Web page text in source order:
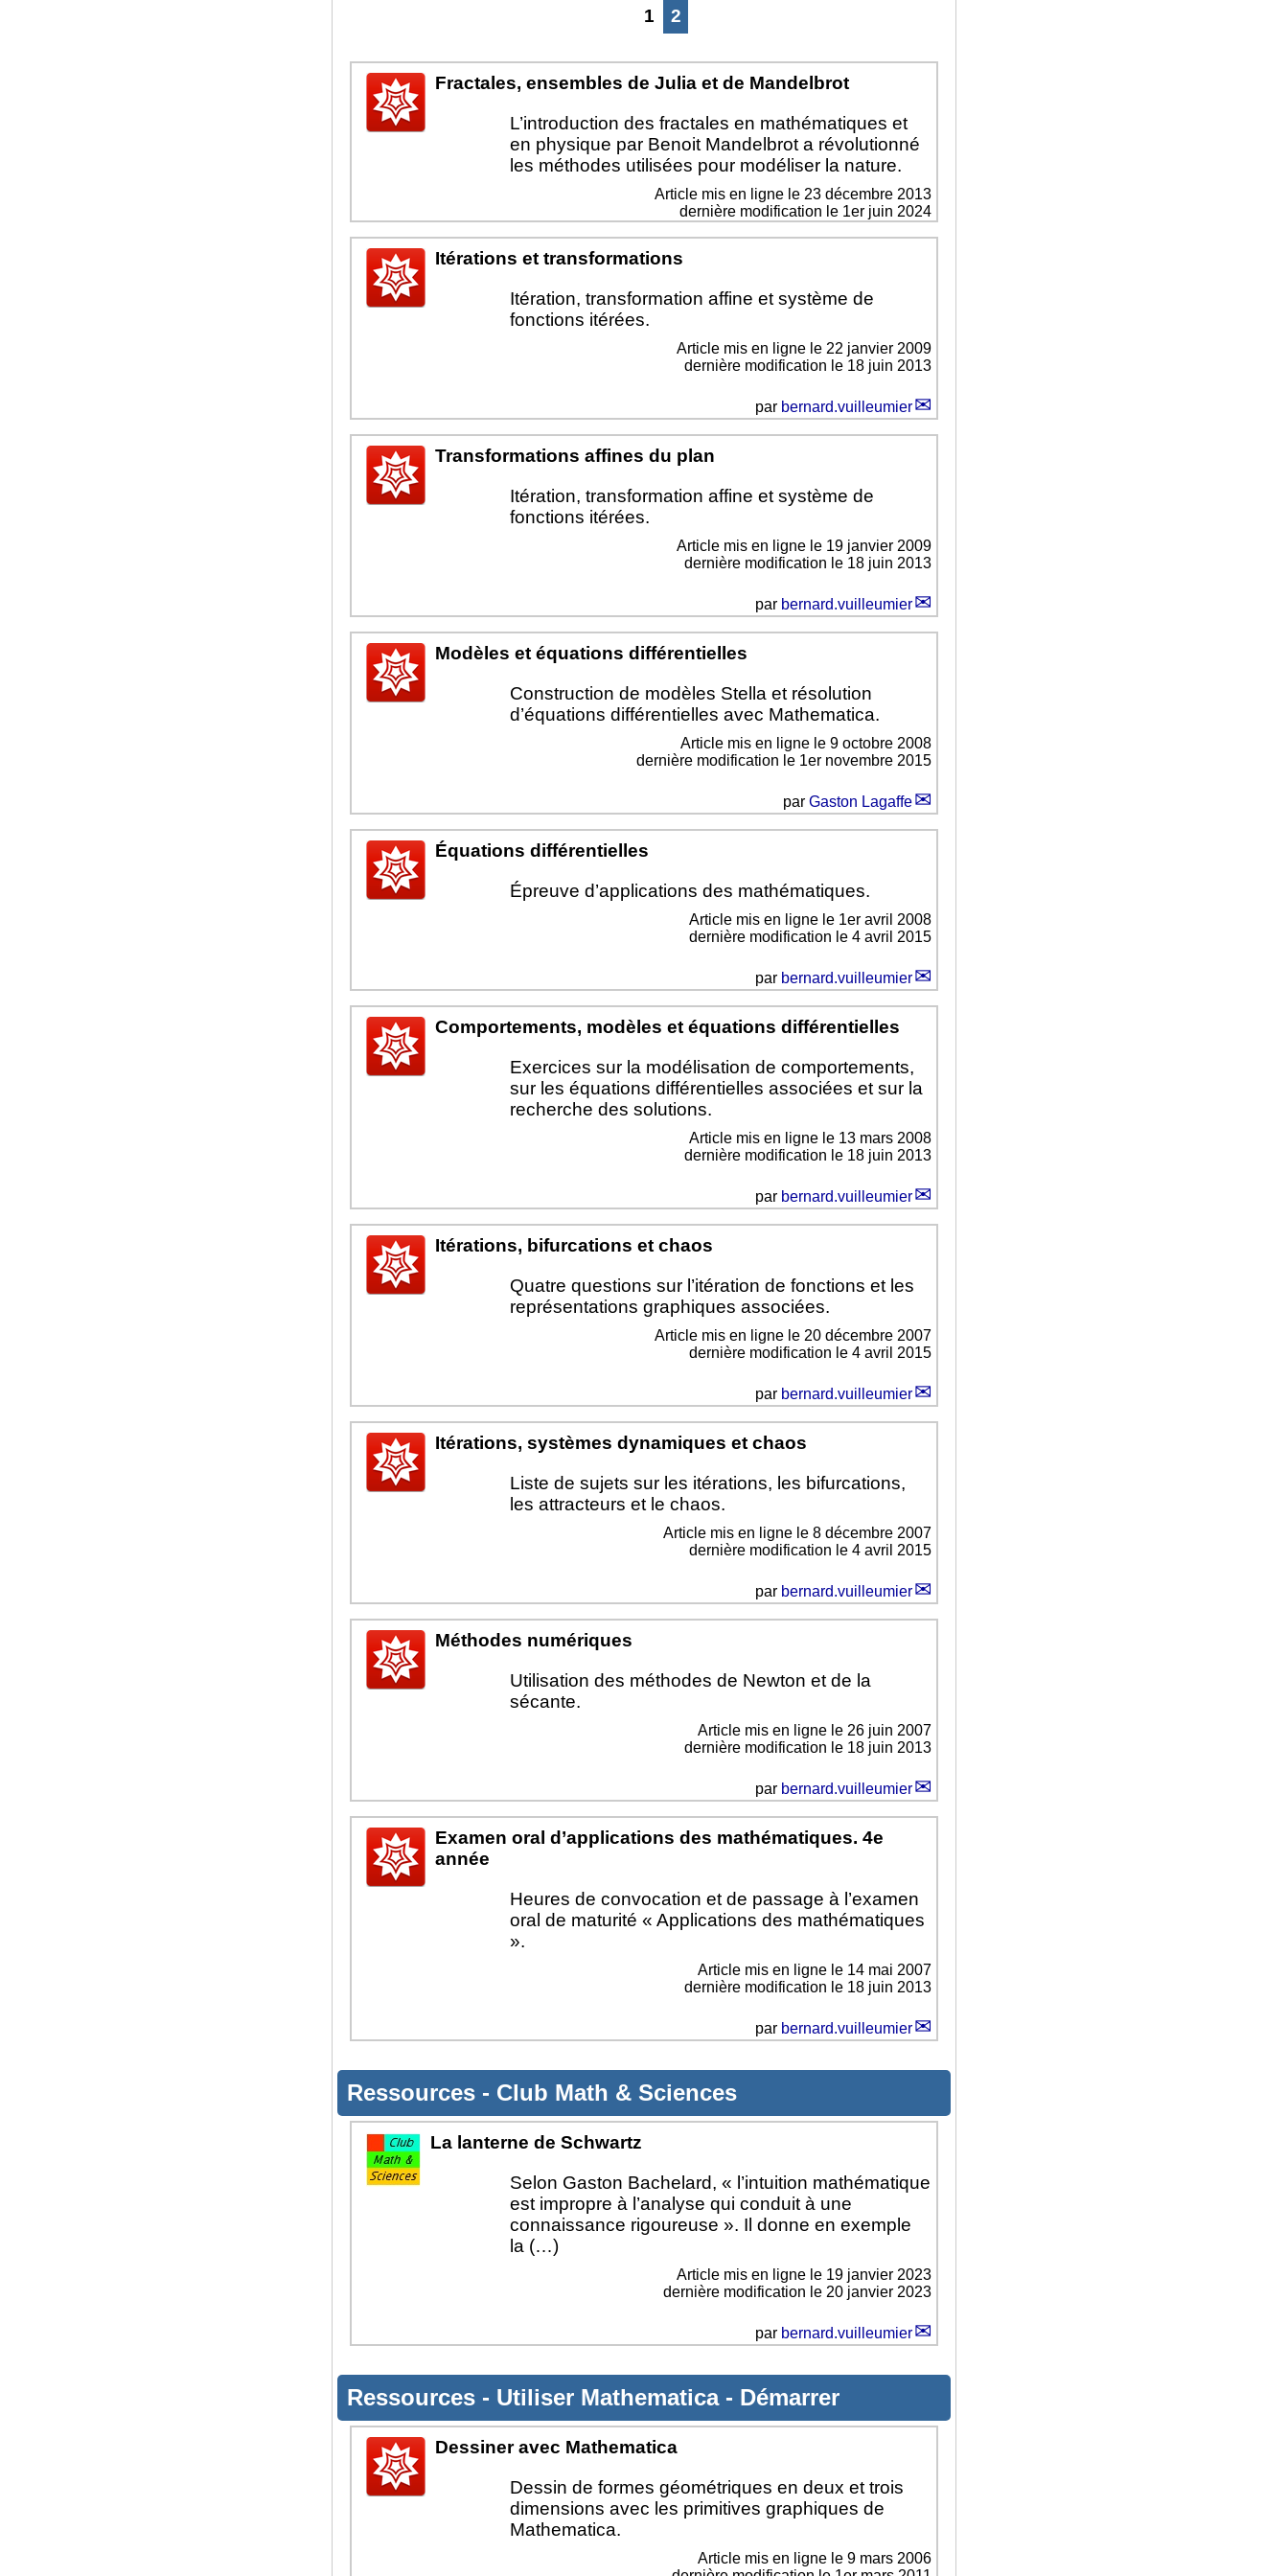
1 2
Fractales, ensembles de Julia et de Mandelbrot
L’introduction des fractales en mathématiques et
en physique par Benoit Mandelbrot a révolutionné
les méthodes utilisées pour modéliser la nature.
Article mis en ligne le 23 décembre 2013
dernière modification le 1er juin 2024
Itérations et transformations
Itération, transformation affine et système de
fonctions itérées.
Article mis en ligne le 22 janvier 2009
dernière modification le 18 juin 2013
par bernard.vuilleumier
Transformations affines du plan
Itération, transformation affine et système de
fonctions itérées.
Article mis en ligne le 19 janvier 2009
dernière modification le 18 juin 2013
par bernard.vuilleumier
Modèles et équations différentielles
Construction de modèles Stella et résolution
d’équations différentielles avec Mathematica.
Article mis en ligne le9 octobre 2008
dernière modification le 1er novembre 2015
parGaston Lagaffe
Équations différentielles
Épreuve d’applications des mathématiques.
Article mis en ligne le 1er avril 2008
dernière modification le 4 avril 2015
par bernard.vuilleumier
Comportements, modèles et équations différentielles
Exercices sur la modélisation de comportements,
sur les équations différentielles associées et sur la
recherche des solutions.
Article mis en ligne le 13 mars 2008
dernière modification le 18 juin 2013
par bernard.vuilleumier
Itérations, bifurcations et chaos
Quatre questions sur l’itération de fonctions et les
représentations graphiques associées.
Article mis en ligne le 20 décembre 2007
dernière modification le 4 avril 2015
par bernard.vuilleumier
Itérations, systèmes dynamiques et chaos
Liste de sujets sur les itérations, les bifurcations,
les attracteurs et le chaos.
Article mis en ligne le8 décembre 2007
dernière modification le 4 avril 2015
par bernard.vuilleumier
Méthodes numériques
Utilisation des méthodes de Newton et de la
sécante.
Article mis en ligne le 26 juin 2007
dernière modification le 18 juin 2013
par bernard.vuilleumier
Examen oral d’applications des mathématiques. 4e
année
Heures de convocation et de passage à l’examen
oral de maturité « Applications des mathématiques
».
Article mis en ligne le 14 mai 2007
dernière modification le 18 juin 2013
par bernard.vuilleumier
Ressources - Club Math & Sciences
La lanterne de Schwartz
Selon Gaston Bachelard, « l’intuition mathématique
est impropre à l’analyse qui conduit à une
connaissance rigoureuse ». Il donne en exemple
la (…)
Article mis en ligne le 19 janvier 2023
dernière modification le 20 janvier 2023
par bernard.vuilleumier
Ressources - Utiliser Mathematica - Démarrer
Dessiner avec Mathematica
Dessin de formes géométriques en deux et trois
dimensions avec les primitives graphiques de
Mathematica.
Article mis en ligne le9 mars 2006